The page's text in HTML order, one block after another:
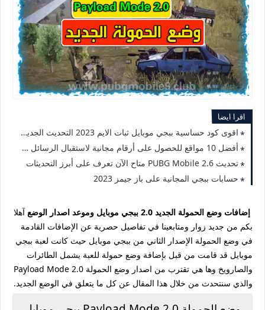
اقرا ايضا
اقوى كود حساسية ببجي موبايل ثبات الايم 2023 التحديث الجديد 2.5
أفضل 10 مواقع للحصول على أرقام مجانية لاستقبال الرسائل 2023
تحديث PUBG Mobile 2.6 متاح الآن تعرف على أبرز التحديثات
حسابات ببجي المجانية على باز جيمز 2023
إضافات وضع الحمولة الجديد 2.0 ببجي موبايل وموعد اصدار الوضع
آهلا
بكم من جديد زوار ومتابعينا في تفاصيل حصرية عن الإضافات القادمة
في وضع الحمولة الإصدار الثاني من ببجي موبايل حيث كانت لعبة ببجي
موبايل قد قامت من قبل بإضافة وضع حمولة للعبة يشمل الطائرات
والصارويخ وها هي تقترب من اصدار وضع الحمولة Payload Mode 2.0
والذي سنتحدث من خلال هذا المقال عن كل ما يتعلق في الوضع الجديد.